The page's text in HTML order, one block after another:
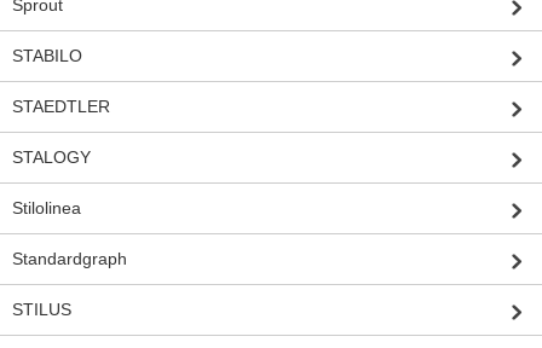
Sprout
STABILO
STAEDTLER
STALOGY
Stilolinea
Standardgraph
STILUS